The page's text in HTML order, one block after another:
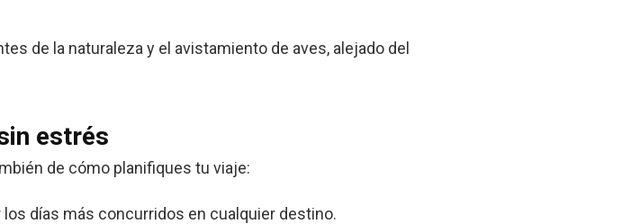
de la naturaleza y el avistamiento de aves, alejado del
estrés
de cómo planifiques tu viaje:
días más concurridos en cualquier destino.